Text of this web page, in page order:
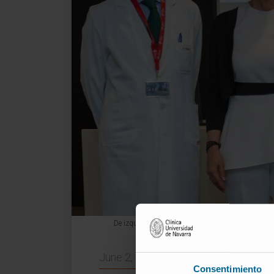
Consentimiento
De izquierda a derecha, el Dr. Felipe Prósper; la
June 2, 2022